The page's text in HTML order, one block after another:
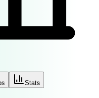
Stats